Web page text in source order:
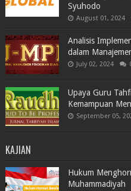
Syuhodo
August 01, 2024
Analisis
dalam
July 02, 2024
Upaya Guru
Kemampuan
September 05,
KAJIAN
Hukum
Muhammadiyah